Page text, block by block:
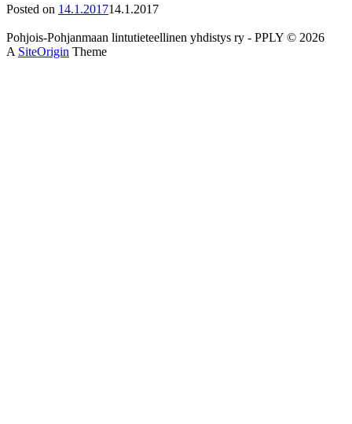
Posted on 14.1.201714.1.2017
Pohjois-Pohjanmaan lintutieteellinen yhdistys ry - PPLY © 2026
A SiteOrigin Theme